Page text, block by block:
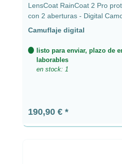
LensCoat RainCoat 2 Pro
con 2 aberturas - Digital
Camuflaje digital
listo para enviar, plazo de
laborables
en stock: 1
Precio normal:
190,90 €